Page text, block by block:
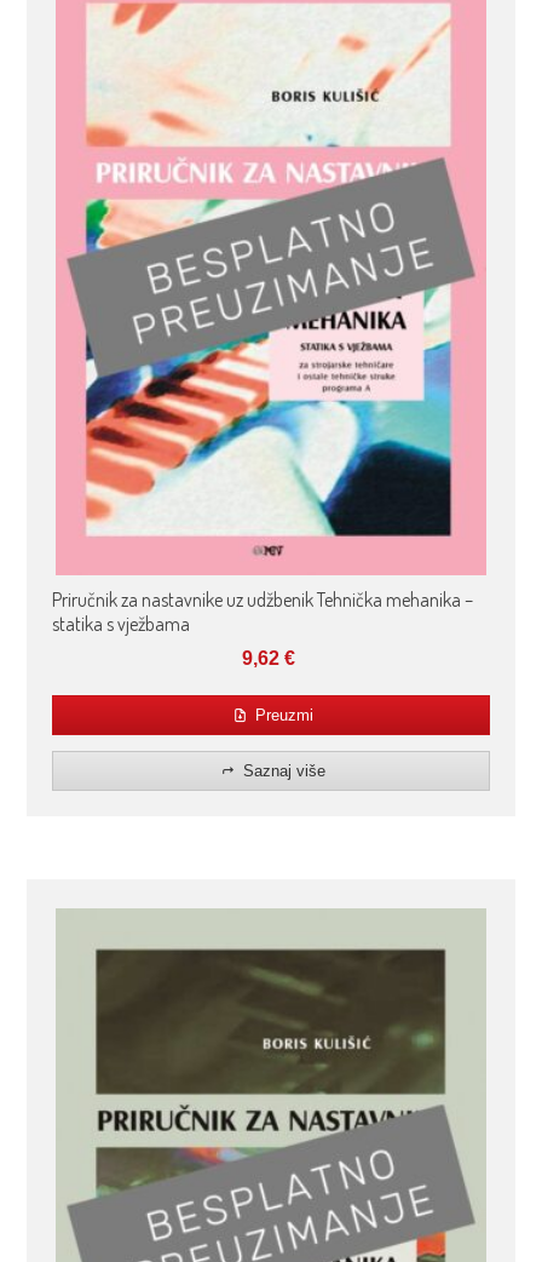
Priručnik za nastavnike uz udžbenik Tehnička mehanika –
statika s vježbama
9,62€
Preuzmi
Saznaj više